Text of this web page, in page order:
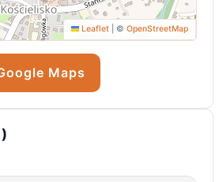
Leaflet ©OpenStreetMap
Maps